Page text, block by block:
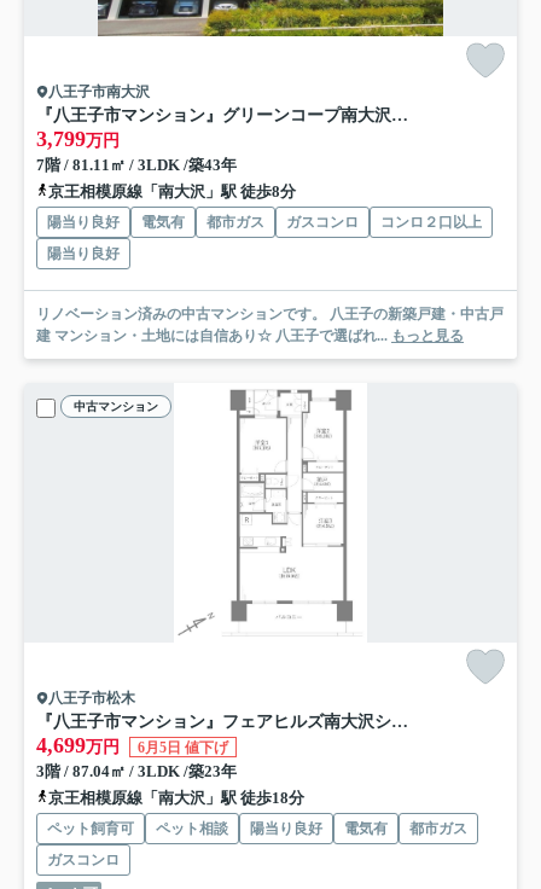
八王子市南大沢
『八王子市マンション』グリーンコープ南大沢【仲介手数料無料】 八王子市南大沢3-2
3,799万円
7階 / 81.11㎡ / 3LDK /築43年
京王相模原線「南大沢」駅 徒歩8分
陽当り良好 電気有 都市ガス ガスコンロ
コンロ２口以上
陽当り良好
リノベーション済みの中古マンションです。 八王子の新築戸建・中古戸
建 マンション・土地には自信あり☆ 八王子で選ばれ... もっと見る
中古マンション
八王子市松木
『八王子市マンション』フェアヒルズ南大沢シエルコート【仲介手数料無料】 八王子市松木80-7
4,699万円 6月5日 値下げ
3階 / 87.04㎡ / 3LDK /築23年
京王相模原線「南大沢」駅 徒歩18分
ペット飼育可 ペット相談 陽当り良好 電気有
都市ガス
ガスコンロ